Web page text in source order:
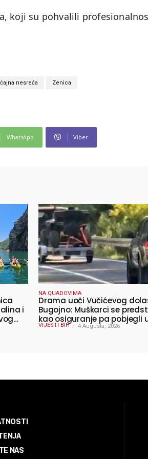
koji su pohvalili
nesreća Zenica
WhatsApp Viber
i
NA QUADOVIMA
Drama uoči Vučićevog
Bugojno: Muškarci se
kao osiguranje pa pobjegli
VIJESTI BIH 4 Augusta, 2026
NAS